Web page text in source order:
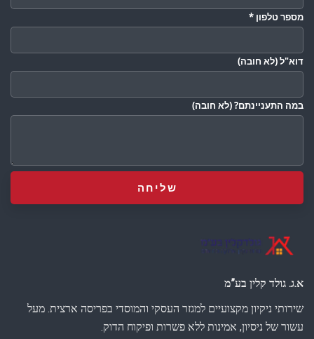
א.ג. גולד קלין בע”מ
שירותי ניקיון מקצועיים למגזר העסקי והמוסדי בפריסה ארצית. מעל
עשור של ניסיון, אמינות ללא פשרות ופיקוח הדוק.
מספר טלפון *
דוא"ל(לא חובה)
במה התעניינתם?(לא חובה)